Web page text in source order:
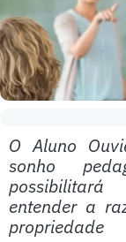
O Aluno
sonho
entender a
propriedade